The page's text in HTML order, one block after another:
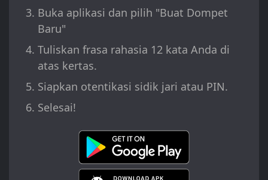
Buka aplikasi dan pilih "Buat Dompet
Baru"
Tuliskan frasa rahasia 12 kata Anda di
atas kertas.
Siapkan otentikasi sidik jari atau PIN.
Selesai!